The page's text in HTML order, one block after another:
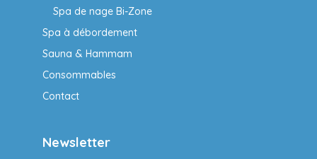
Spa de nage Bi-Zone
Spa à débordement
Sauna & Hammam
Consommables
Contact
Newsletter